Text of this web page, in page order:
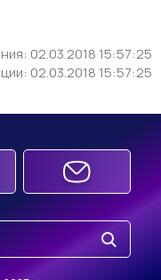
02.03.2018 15:57:25
02.03.2018 15:57:25